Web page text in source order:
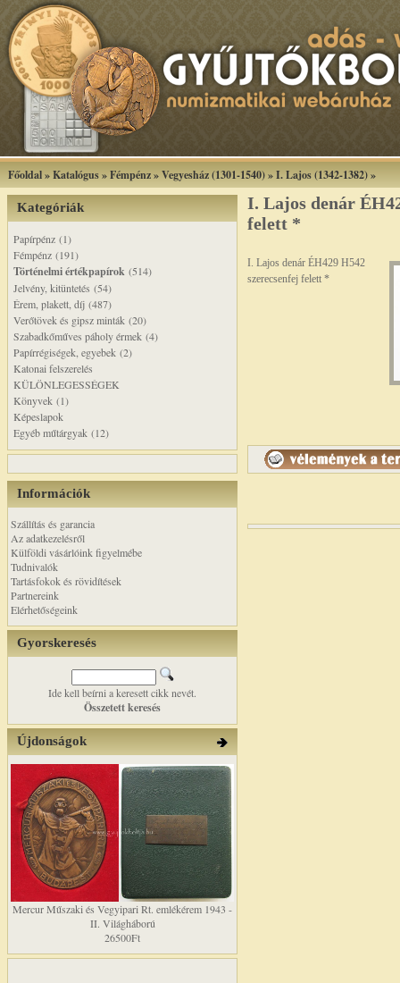
Főoldal»Katalógus»Fémpénz»Vegyesház (1301-1540)»I. Lajos (1342-1382)»
Kategóriák
Papírpénz (1)
Fémpénz (191)
Történelmi értékpapírok (514)
Jelvény, kitüntetés (54)
Érem, plakett, díj (487)
Verőtövek és gipsz minták (20)
Szabadkőműves páholy érmek (4)
Papírrégiségek, egyebek (2)
Katonai felszerelés
KÜLÖNLEGESSÉGEK
Könyvek (1)
Képeslapok
Egyéb műtárgyak (12)
Információk
Szállítás és garancia
Az adatkezelésről
Külföldi vásárlóink figyelmébe
Tudnivalók
Tartásfokok és rövidítések
Partnereink
Elérhetőségeink
Gyorskeresés
Ide kell beírni a keresett cikk nevét.
Összetett keresés
Újdonságok
Mercur Műszaki és Vegyipari Rt. emlékérem 1943 -
II. Világháború
26500Ft
I. Lajos denár
felett *
I. Lajos denár ÉH429 H542
szerecsenfej felett *